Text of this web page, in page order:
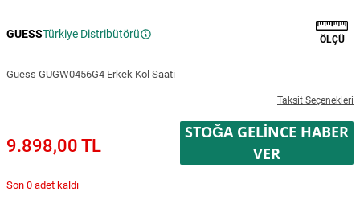
GUESSTürkiye Distribütörü ÖLÇÜ
Guess GUGW0456G4 Erkek Kol Saati
Taksit Seçenekleri
9.898,00 TL
STOĞA GELINCE HABER
VER
Son 0 adet kaldı